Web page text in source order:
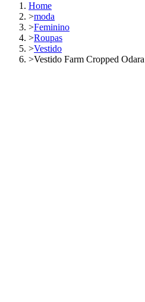
Home
>moda
>Feminino
>Roupas
>Vestido
>Vestido Farm Cropped Odara